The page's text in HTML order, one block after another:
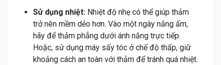
Sử dụng nhiệt: Nhiệt độ nhẹ có thể giúp thảm
trở nên mềm dẻo hơn. Vào một ngày nắng ấm,
hãy để thảm phẳng dưới ánh nắng trực tiếp.
Hoặc, sử dụng máy sấy tóc ở chế độ thấp, giữ
khoảng cách an toàn với thảm để tránh quá nhiệt.